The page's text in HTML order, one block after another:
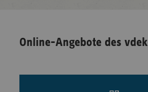
Online-Angebote des vdek